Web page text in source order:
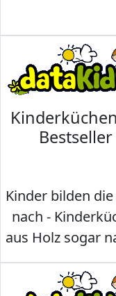
Kinder bilden
nach -
aus Holz sogar